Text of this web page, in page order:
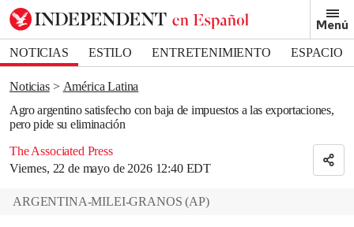
Menú
NOTICIAS ESTILO ENTRETENIMIENTO
ESPACIO
DEPORTES
Noticias
América Latina
Agro argentino satisfecho con baja de impuestos a las exportaciones,
pero pide su eliminación
The Associated Press
Viernes, 22 de mayo de 2026 12:40 EDT
Bookmark popover
Removed from bookmarks
Close popover
ARGENTINA-MILEI-GRANOS (AP)